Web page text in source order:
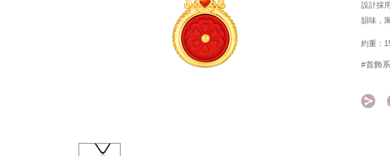
設計採
韻味，
約重：
#首飾
